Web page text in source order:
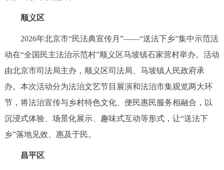
顺义区
2026年北京市“民法典宣传月”——“送法下乡”集中示范活
动在“全国民主法治示范村”顺义区马坡镇石家营村举办。活动
由北京市司法局主办，顺义区司法局、马坡镇人民政府承
办。本次活动分为法治文艺节目展演和法治市集观览两大环
节，将法治宣传与乡村特色文化、便民惠民服务相融合，以
沉浸式体验、场景化展示、趣味式互动等形式，让“送法下
乡”落地见效、惠及于民。
昌平区